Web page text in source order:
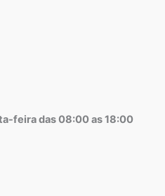
feira das 08:00 as 18:00